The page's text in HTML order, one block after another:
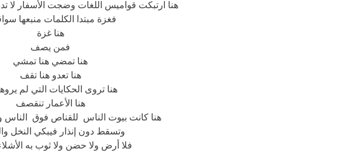
هنا ارتبكت قواميس اللغات وضجت الأسفار لا
فغزة مبتدا الكلمات منبعها
هنا غزة
فمن يصف
هنا تمضي هنا تمشي
هنا تعدو هنا تقف
هنا تروى الحكايات التي لم
هنا الأعمار تنقصف
هنا كانت بيوت الناس للقناص فوق الناس
وتسقط دون إنذار فيبكي النخل
فلا أرض ولا حضن ولا ثوب به